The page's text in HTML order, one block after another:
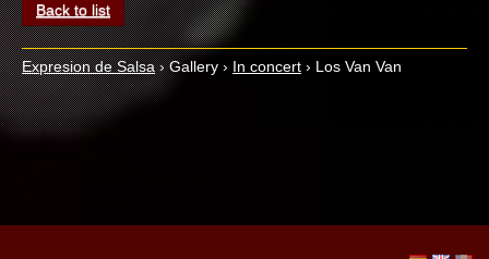
Back to list
Expresion de Salsa › Gallery › In concert › Los Van Van